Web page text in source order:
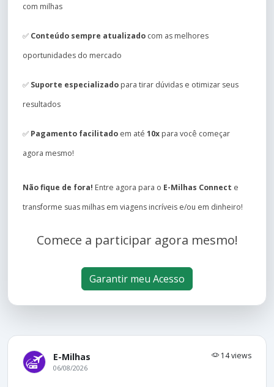
com milhas
✅ Conteúdo sempre atualizado com as melhores
oportunidades do mercado
✅ Suporte especializado para tirar dúvidas e otimizar seus
resultados
✅ Pagamento facilitado em até 10x para você começar
agora mesmo!
Não fique de fora! Entre agora para o E-Milhas Connect e
transforme suas milhas em viagens incríveis e/ou em dinheiro!
Comece a participar agora mesmo!
Garantir meu Acesso
E-Milhas 14 views
06/08/2026